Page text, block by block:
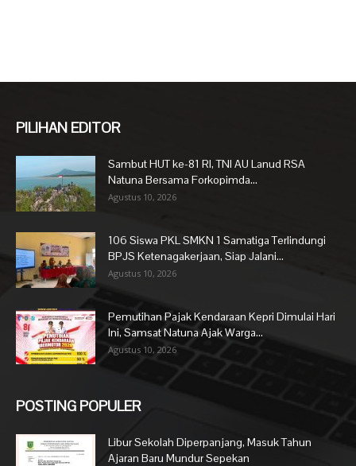
PILIHAN EDITOR
Sambut HUT ke-81 RI, TNI AU Lanud RSA
Natuna Bersama Forkopimda...
Agustus 10, 2026
106 Siswa PKL SMKN 1 Samatiga Terlindungi
BPJS Ketenagakerjaan, Siap Jalani...
Agustus 10, 2026
Pemutihan Pajak Kendaraan Kepri Dimulai Hari
Ini, Samsat Natuna Ajak Warga...
Agustus 10, 2026
POSTING POPULER
Libur Sekolah Diperpanjang, Masuk Tahun
Ajaran Baru Mundur Sepekan